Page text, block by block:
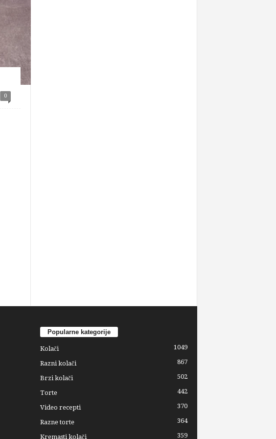
0
Popularne kategorije
Kolači 1049
Razni kolači 867
Brzi kolači 502
Torte 442
Video recepti 370
Razne torte 364
Kremasti kolači 359